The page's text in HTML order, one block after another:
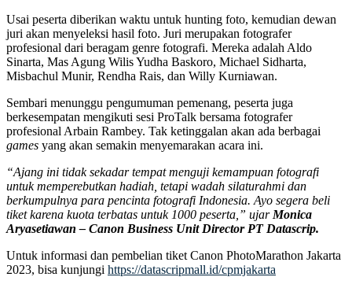
Usai peserta diberikan waktu untuk hunting foto, kemudian dewan
juri akan menyeleksi hasil foto. Juri merupakan fotografer
profesional dari beragam genre fotografi. Mereka adalah Aldo
Sinarta, Mas Agung Wilis Yudha Baskoro, Michael Sidharta,
Misbachul Munir, Rendha Rais, dan Willy Kurniawan.
Sembari menunggu pengumuman pemenang, peserta juga
berkesempatan mengikuti sesi ProTalk bersama fotografer
profesional Arbain Rambey. Tak ketinggalan akan ada berbagai
games yang akan semakin menyemarakan acara ini.
“Ajang ini tidak sekadar tempat menguji kemampuan fotografi
untuk memperebutkan hadiah, tetapi wadah silaturahmi dan
berkumpulnya para pencinta fotografi Indonesia. Ayo segera beli
tiket karena kuota terbatas untuk 1000 peserta,” ujar Monica
Aryasetiawan – Canon Business Unit Director PT Datascrip.
Untuk informasi dan pembelian tiket Canon PhotoMarathon Jakarta
2023, bisa kunjungi https://datascripmall.id/cpmjakarta